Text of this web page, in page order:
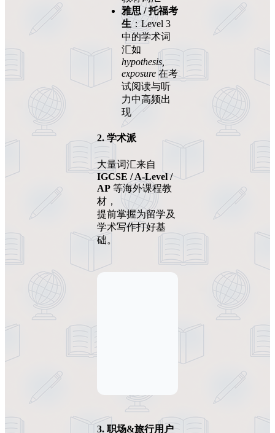
雅思 / 托福考
生 ：Level 3
中的学术词
汇如
hypothesis,
exposure 在考
试阅读与听
力中高频出
现
2. 学术派
大量词汇来自
IGCSE / A-Level /
AP 等海外课程教
材，
提前掌握为留学及
学术写作打好基
础。
3. 职场&旅行用户